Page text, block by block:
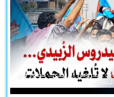
عيدروس الزُبيدي... حضورٌ في